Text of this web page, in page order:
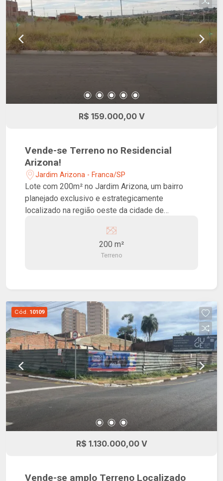
R$ 159.000,00 V
Vende-se Terreno no Residencial
Arizona!
Jardim Arizona - Franca/SP
Lote com 200m² no Jardim Arizona, um bairro
planejado exclusivo e estrategicamente
localizado na região oeste da cidade de
Portinari, Hospital São Joaquim, Franca Shopping
e o Distrito Industrial, este é o lugar ideal para
você e sua família passarem momentos
inesquecíveis juntos.
200 m²
Terreno
Cód. 10109
R$ 1.130.000,00 V
Vende-se amplo Terreno Localizado